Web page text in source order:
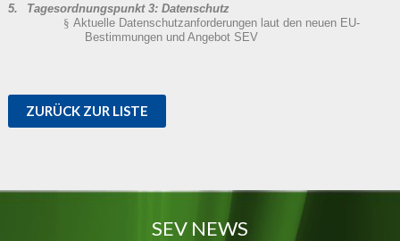
5.
Tagesordnungspunkt 3: Datenschutz
§ Aktuelle Datenschutzanforderungen laut den neuen EU-
Bestimmungen und Angebot SEV
ZURÜCK ZUR LISTE
SEV NEWS